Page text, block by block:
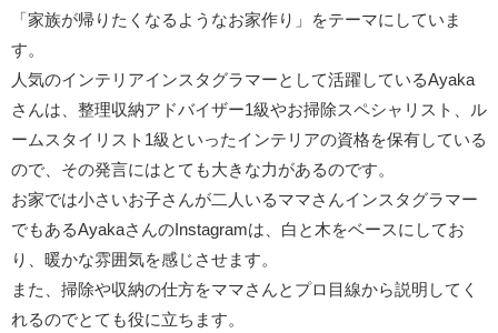
「家族が帰りたくなるようなお家作り」をテーマにしていま
す。
人気のインテリアインスタグラマーとして活躍しているAyaka
さんは、整理収納アドバイザー1級やお掃除スペシャリスト、ル
ームスタイリスト1級といったインテリアの資格を保有している
ので、その発言にはとても大きな力があるのです。
お家では小さいお子さんが二人いるママさんインスタグラマー
でもあるAyakaさんのInstagramは、白と木をベースにしてお
り、暖かな雰囲気を感じさせます。
また、掃除や収納の仕方をママさんとプロ目線から説明してく
れるのでとても役に立ちます。